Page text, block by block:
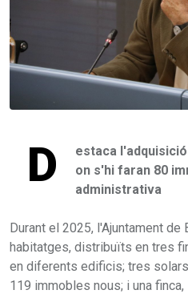
D
estaca
on s'hi faran 80
administrativa
Durant el 2025, l'Ajuntament de
habitatges, distribuïts en tres
en diferents edificis; tres
119 immobles nous; i una